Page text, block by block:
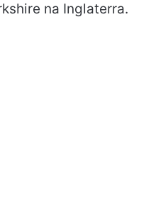
na Inglaterra.